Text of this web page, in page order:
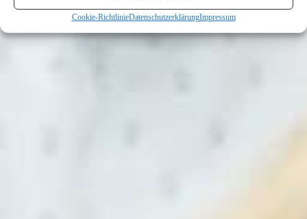
Cookie-RichtlinieDatenschutzerklärungImpressum